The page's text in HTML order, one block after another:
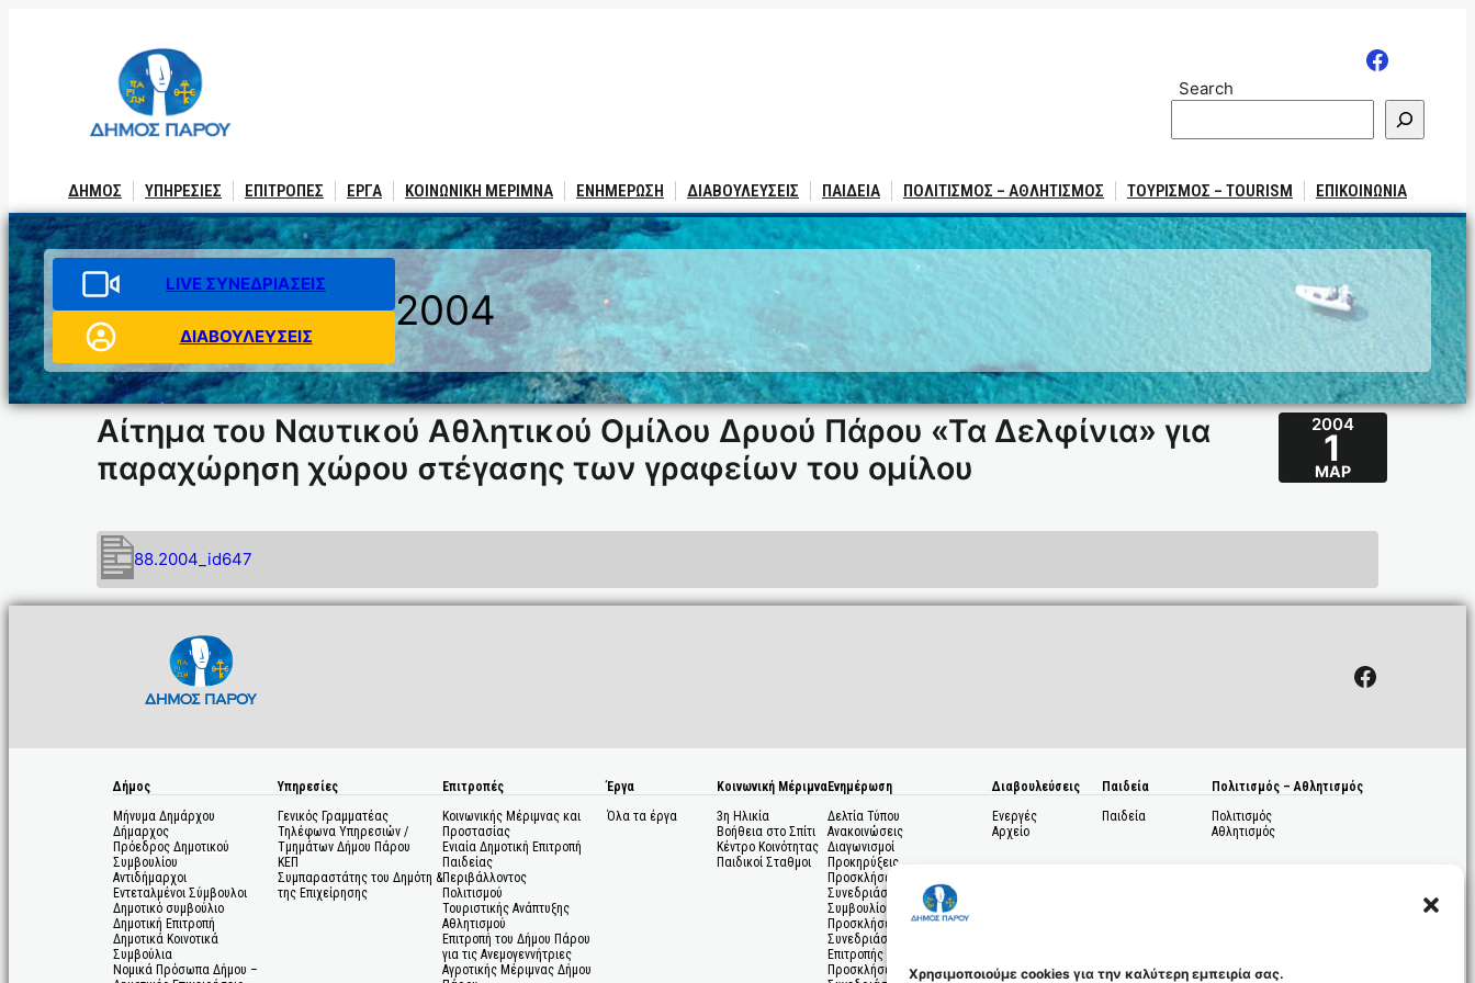
Χρησιμοποιούμε cookies για την καλύτερη εμπειρία σας.
Search
ΔΗΜΟΣ ΥΠΗΡΕΣΙΕΣ ΕΠΙΤΡΟΠΕΣ ΕΡΓΑ ΚΟΙΝΩΝΙΚΗ ΜΕΡΙΜΝΑ ΕΝΗΜΕΡΩΣΗ ΔΙΑΒΟΥΛΕΥΣΕΙΣ ΠΑΙΔΕΙΑ ΠΟΛΙΤΙΣΜΟΣ – ΑΘΛΗΤΙΣΜΟΣ ΤΟΥΡΙΣΜΟΣ – TOURISM ΕΠΙΚΟΙΝΩΝΙΑ
LIVE ΣΥΝΕΔΡΙΑΣΕΙΣ
ΔΙΑΒΟΥΛΕΥΣΕΙΣ
2004
Αίτημα τoυ Ναυτικού Αθλητικού Ομίλου Δρυού Πάρου «Τα Δελφίνια» για
παραχώρηση χώρου στέγασης των γραφείων του ομίλου
2004
1
ΜΑΡ
88.2004_id647
Facebook
Δήμος
Μήνυμα Δημάρχου
Δήμαρχος
Πρόεδρος Δημοτικού
Συμβουλίου
Αντιδήμαρχοι
Εντεταλμένοι Σύμβουλοι
Δημοτικό συμβούλιο
Δημοτική Επιτροπή
Δημοτικά Κοινοτικά
Συμβούλια
Νομικά Πρόσωπα Δήμου –
Υπηρεσίες
Γενικός Γραμματέας
Τηλέφωνα Υπηρεσιών /
Τμημάτων Δήμου Πάρου
ΚΕΠ
Συμπαραστάτης του Δημότη &
της Επιχείρησης
Επιτροπές
Κοινωνικής Μέριμνας και
Προστασίας
Ενιαία Δημοτική Επιτροπή
Παιδείας
Περιβάλλοντος
Πολιτισμού
Τουριστικής Ανάπτυξης
Αθλητισμού
Επιτροπή του Δήμου Πάρου
για τις Ανεμογεννήτριες
Αγροτικής Μέριμνας Δήμου
Έργα
Όλα τα έργα
Κοινωνική Μέριμνα
3η Ηλικία
Βοήθεια στο Σπίτι
Κέντρο Κοινότητας
Παιδικοί Σταθμοι
Ενημέρωση
Δελτία Τύπου
Ανακοινώσεις
Διαγωνισμοί
Προκηρύξεις
Προσκλήσεις σε
Συνεδριάσεις Δημοτικού
Συμβουλίου
Προσκλήσεις σε
Συνεδριάσεις Δημοτικής
Επιτροπής
Προσκλήσεις σε
Διαβουλεύσεις
Ενεργές
Αρχείο
Παιδεία
Παιδεία
Πολιτισμός – Αθλητισμός
Πολιτισμός
Αθλητισμός